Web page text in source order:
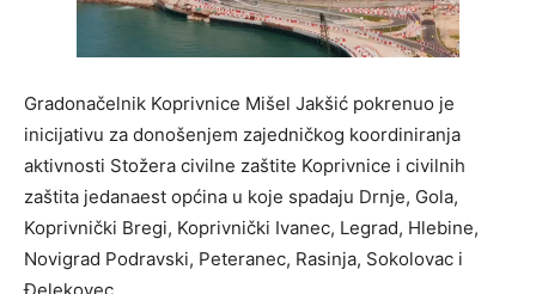
Gradonačelnik Koprivnice Mišel Jakšić pokrenuo je
inicijativu za donošenjem zajedničkog koordiniranja
aktivnosti Stožera civilne zaštite Koprivnice i civilnih
zaštita jedanaest općina u koje spadaju Drnje, Gola,
Koprivnički Bregi, Koprivnički Ivanec, Legrad, Hlebine,
Novigrad Podravski, Peteranec, Rasinja, Sokolovac i